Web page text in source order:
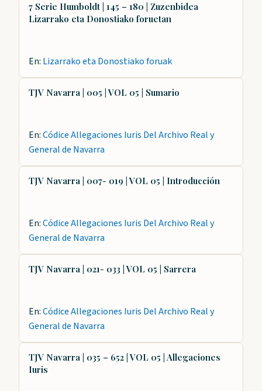
7 Serie Humboldt | 145 – 180 | Zuzenbidea
Lizarrako eta Donostiako foruetan
En: Lizarrako eta Donostiako foruak
TJV Navarra | 005 | VOL 05 | Sumario
En:Códice Allegaciones Iuris Del Archivo Real y
General de Navarra
TJV Navarra | 007- 019 | VOL 05 | Introducción
En:Códice Allegaciones Iuris Del Archivo Real y
General de Navarra
TJV Navarra | 021- 033 | VOL 05 | Sarrera
En:Códice Allegaciones Iuris Del Archivo Real y
General de Navarra
TJV Navarra | 035 – 652 | VOL 05 | Allegaciones
Iuris